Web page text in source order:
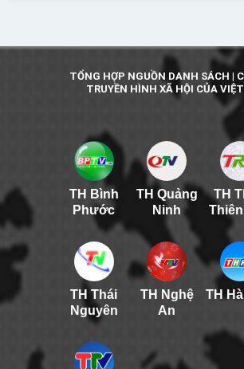
TỔNG HỢP NGUỒN DANH SÁCH |
TRUYỀN HÌNH XÃ HỘI CỦA
TH Bình
Phước
TH Quảng
Ninh
TH
TH Thái
Nguyên
TH Nghệ
An
TH